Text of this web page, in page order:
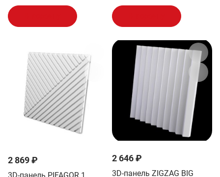
2 869 ₽ 2 646 ₽
3D-панель ZIGZAG BIG